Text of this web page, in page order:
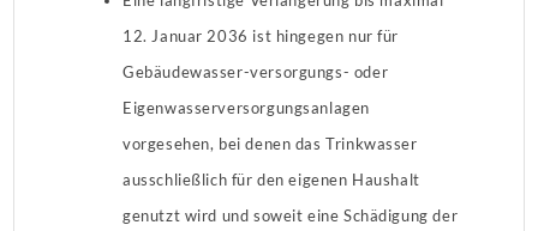
12. Januar 2036 ist hingegen nur für
Gebäudewasser-versorgungs- oder
Eigenwasserversorgungsanlagen
vorgesehen, bei denen das Trinkwasser
ausschließlich für den eigenen Haushalt
genutzt wird und soweit eine Schädigung der